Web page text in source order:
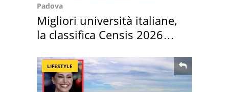
Padova
Migliori università italiane,
la classifica Censis 2026
LIFESTYLE